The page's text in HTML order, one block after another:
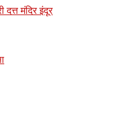
दत्त मंदिर इंदूर